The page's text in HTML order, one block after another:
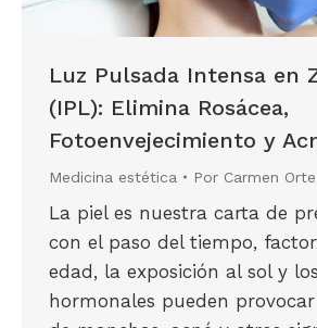
Luz Pulsada Intensa en
(IPL): Elimina Rosácea,
Fotoenvejecimiento y
Medicina estética Por Carmen Orte
La piel es nuestra carta de
con el paso del tiempo,
edad, la exposición al sol y
hormonales pueden